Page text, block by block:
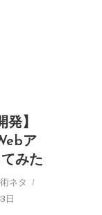
発】
ア
みた
ネタ
日